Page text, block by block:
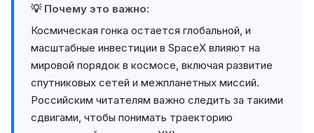
💡 Почему это важно:
Космическая гонка остается глобальной, и
масштабные инвестиции в SpaceX влияют на
мировой порядок в космосе, включая развитие
спутниковых сетей и межпланетных миссий.
Российским читателям важно следить за такими
сдвигами, чтобы понимать траекторию